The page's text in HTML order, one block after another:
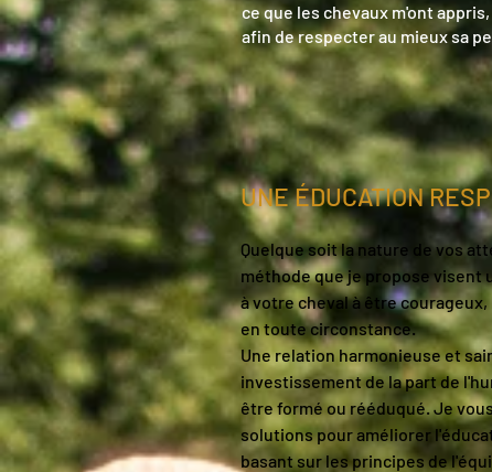
ce que les chevaux m'ont
afin de respecter au mieux sa
Quelque soit la nature de vos
méthode que je propose visent
à votre cheval à être
en toute circonstance.
Une relation harmonieuse et
investissement de la part de
être formé ou rééduqué. Je
solutions pour améliorer
basant sur les principes de
UNE ÉDUCATION